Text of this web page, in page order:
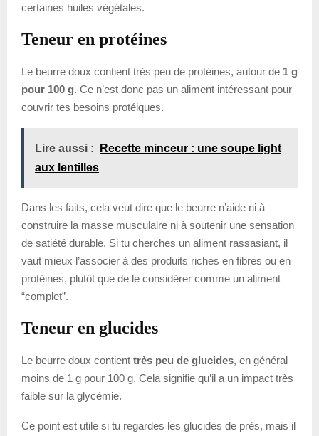
certaines huiles végétales.
Teneur en protéines
Le beurre doux contient très peu de protéines, autour de 1 g
pour 100 g. Ce n’est donc pas un aliment intéressant pour
couvrir tes besoins protéiques.
Lire aussi :
Recette minceur : une soupe light
aux lentilles
Dans les faits, cela veut dire que le beurre n’aide ni à
construire la masse musculaire ni à soutenir une sensation
de satiété durable. Si tu cherches un aliment rassasiant, il
vaut mieux l’associer à des produits riches en fibres ou en
protéines, plutôt que de le considérer comme un aliment
“complet”.
Teneur en glucides
Le beurre doux contient très peu de glucides, en général
moins de 1 g pour 100 g. Cela signifie qu’il a un impact très
faible sur la glycémie.
Ce point est utile si tu regardes les glucides de près, mais il